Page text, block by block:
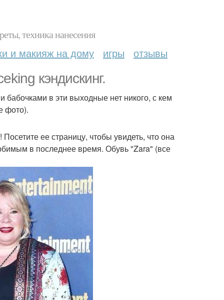
техника нанесения
и макияж на дому игры отзывы
кэндискинг.
бабочками в эти выходные нет никого, с кем
фото).
ее страницу, чтобы увидеть, что она
в последнее время. Обувь "Zara" (все